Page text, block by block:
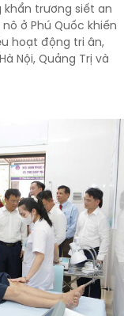
khẩn trương siết an
ở Phú Quốc khiến
hoạt động tri ân,
Nội, Quảng Trị và